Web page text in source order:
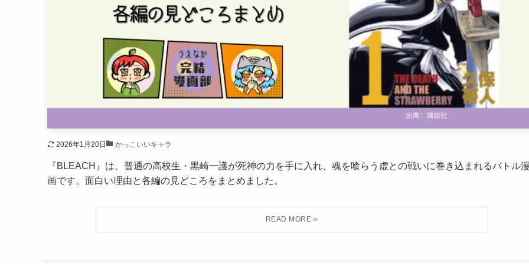
2026年1月20日 かっこいいキャラ
『BLEACH』は、普通の高校生・黒崎一護が死神の力を手に入れ、魂を喰らう虚との戦いに巻き込まれるバトル
画です。面白い理由と各編の見どころをまとめました。